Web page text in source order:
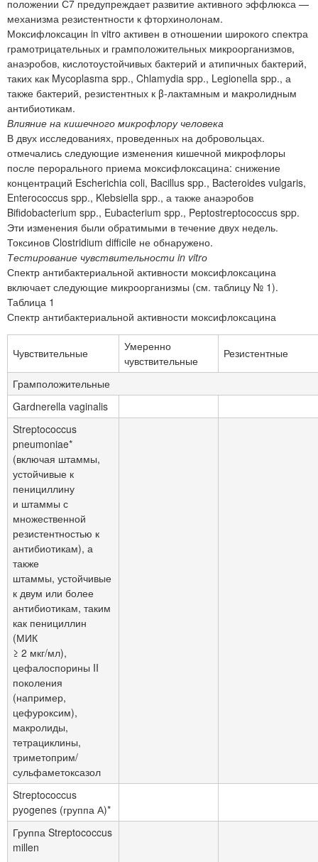
положении С7 предупреждает развитие активного эффлюкса —
механизма резистентности к фторхинолонам.
Моксифлоксацин in vitro активен в отношении широкого спектра
грамотрицательных и грамположительных микроорганизмов,
анаэробов, кислотоустойчивых бактерий и атипичных бактерий,
таких как Mycoplasma spp., Chlamydia spp., Legionella spp., а
также бактерий, резистентных к β-лактамным и макролидным
антибиотикам.
Влияние на кишечного микрофлору человека
В двух исследованиях, проведенных на добровольцах.
отмечались следующие изменения кишечной микрофлоры
после перорального приема моксифлоксацина: снижение
концентраций Escherichia coli, Bacillus spp., Bacteroides vulgaris,
Enterococcus spp., Klebsiella spp., а также анаэробов
Bifidobacterium spp., Eubacterium spp., Peptostreptococcus spp.
Эти изменения были обратимыми в течение двух недель.
Токсинов Clostridium difficile не обнаружено.
Тестирование чувствительности in vitrо
Спектр антибактериальной активности моксифлоксацина
включает следующие микроорганизмы (см. таблицу № 1).
Таблица 1
Спектр антибактериальной активности моксифлоксацина
Чувствительные
Умеренно
чувствительные
Резистентные
Грамположительные
Gardnerella vaginalis
Streptococcus
pneumoniae*
(включая штаммы,
устойчивые к
пенициллину
и штаммы с
множественной
резистентностью к
антибиотикам), а
также
штаммы, устойчивые
к двум или более
антибиотикам, таким
как пенициллин
(МИК
≥ 2 мкг/мл),
цефалоспорины II
поколения
(например,
цефуроксим),
макролиды,
тетрациклины,
триметоприм/
сульфаметоксазол
Streptococcus
pyogenes (группа А)*
Группа Streptococcus
millen